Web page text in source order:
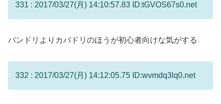
331 : 2017/03/27(月) 14:10:57.83 ID:tGVOS67s0.net
バンドリよりカバドリのほうが初心者向けな気がする
332 : 2017/03/27(月) 14:12:05.75 ID:wvmdq3lq0.net